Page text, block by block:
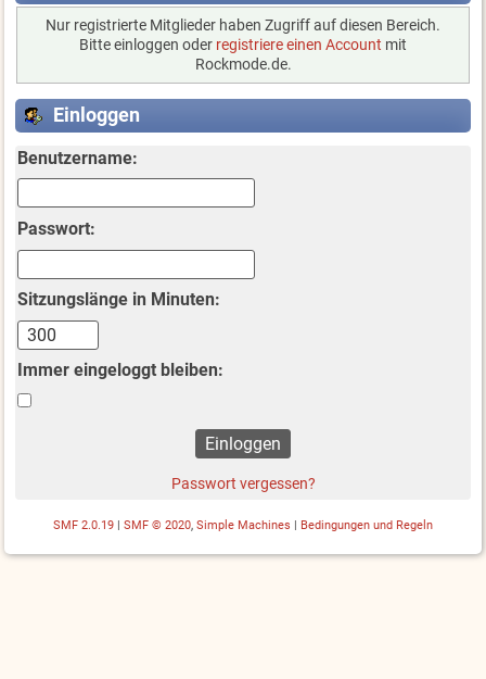
Nur registrierte Mitglieder haben Zugriff auf diesen Bereich.
Bitte einloggen oder registriere einen Account mit
Rockmode.de.
Einloggen
Benutzername:
Passwort:
Sitzungslänge in Minuten:
Immer eingeloggt bleiben:
Passwort vergessen?
SMF 2.0.19 SMF © 2020, Simple Machines Bedingungen und Regeln